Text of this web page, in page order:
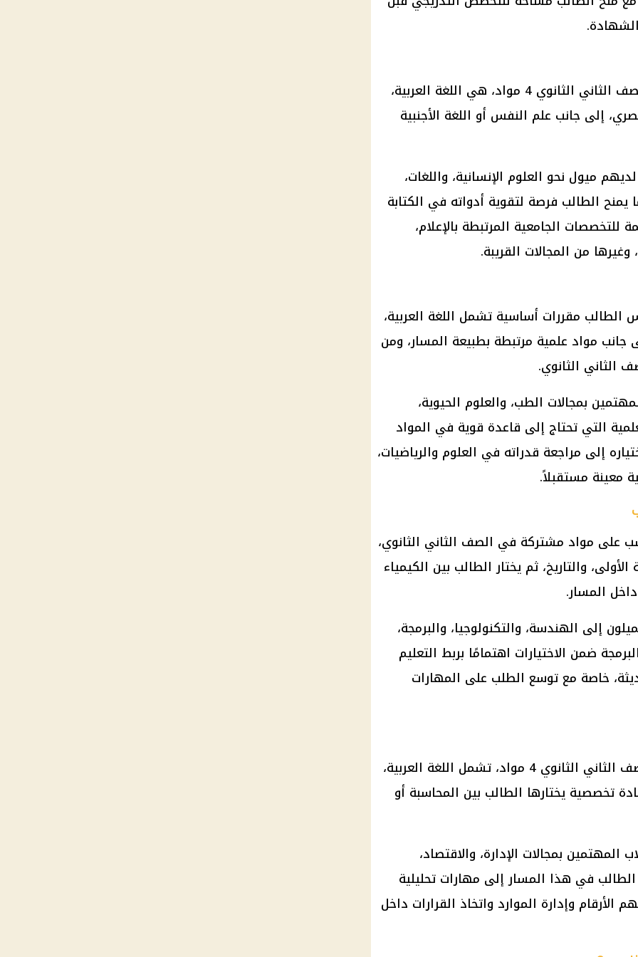
يشمل مسار الآداب والفنون في الصف الثاني الثانوي 4 مواد، هي اللغة العربية،
إلى جانب علم النفس أو اللغة الأجنبية
ميول نحو العلوم الإنسانية، واللغات،
يمنح الطالب فرصة لتقوية أدواته في الكتابة
الجامعية المرتبطة بالإعلام،
وغيرها من المجالات القريبة.
مقررات أساسية تشمل اللغة العربية،
جانب مواد علمية مرتبطة بطبيعة المسار، ومن
الثاني الثانوي.
بمجالات الطب، والعلوم الحيوية،
التي تحتاج إلى قاعدة قوية في المواد
إلى مراجعة قدراته في العلوم والرياضيات،
معينة مستقبلاً.
على مواد مشتركة في الصف الثاني الثانوي،
والتاريخ، ثم يختار الطالب بين الكيمياء
المسار.
إلى الهندسة، والتكنولوجيا، والبرمجة،
ضمن الاختيارات اهتمامًا بربط التعليم
خاصة مع توسع الطلب على المهارات
في مسار الأعمال، يدرس طالب الصف الثاني الثانوي 4 مواد، تشمل اللغة العربية،
تخصصية يختارها الطالب بين المحاسبة أو
المهتمين بمجالات الإدارة، والاقتصاد،
الطالب في هذا المسار إلى مهارات تحليلية
وإدارة الموارد واتخاذ القرارات داخل